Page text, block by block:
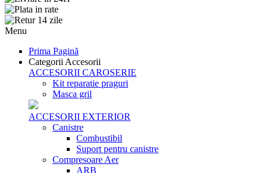
Menu
Prima Pagină
Categorii Accesorii
ACCESORII CAROSERIE
Kit reparatie praguri
Masca gril
ACCESORII EXTERIOR
Canistre
Combustibil
Suport pentru canistre
Compresoare Aer
ARB